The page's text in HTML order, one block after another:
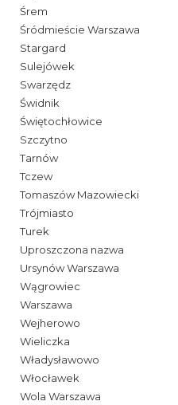
Śrem
Śródmieście Warszawa
Stargard
Sulejówek
Swarzędz
Świdnik
Świętochłowice
Szczytno
Tarnów
Tczew
Tomaszów Mazowiecki
Trójmiasto
Turek
Uproszczona nazwa
Ursynów Warszawa
Wągrowiec
Warszawa
Wejherowo
Wieliczka
Władysławowo
Włocławek
Wola Warszawa